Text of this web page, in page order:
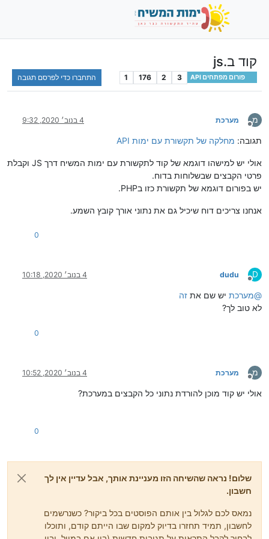
קוד ב.js
פורום מפתחים API 3
2
176
1 התחברו כדי לפרסם תגובה
מ
מנותק
מערכת 4 בנוב׳ 2020, 9:32
תגובה: מחלקה של תקשורת עם ימות API
אולי יש למישהו דוגמא של קוד לתקשורת עם ימות המשיח דרך JS וקבלת
פרטי הקבצים שבשלוחות בדוח.
יש בפורום דוגמא של תקשורת כזו בPHP.
אנחנו צריכים דוח שיכיל גם את נתוני אורך קובץ השמע.
0
D
מנותק
dudu 4 בנוב׳ 2020, 10:18
@מערכת יש שם את זה
לא טוב לך?
0
מ
מנותק
מערכת 4 בנוב׳ 2020, 10:52
אולי יש קוד מוכן להורדת נתוני כל הקבצים במערכת?
0
שלום! נראה שהשיחה הזו מעניינת אותך, אבל עדיין אין לך
חשבון.
נמאס לכם לגלול בין אותם הפוסטים בכל ביקור? כשנרשמים
לחשבון, תמיד תחזרו בדיוק למקום שבו הייתם קודם, ותוכלו